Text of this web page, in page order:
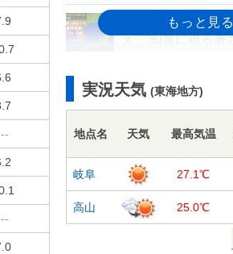
今年一番の暑さ
え 30度に迫る暑
2日の関東甲信
函館でサクラが
初の満開
01日15:19
東北地方で真夏日
実況天気 (東海地方)
地点名 天気 最高気温
岐阜 27.1℃
高山 25.0℃